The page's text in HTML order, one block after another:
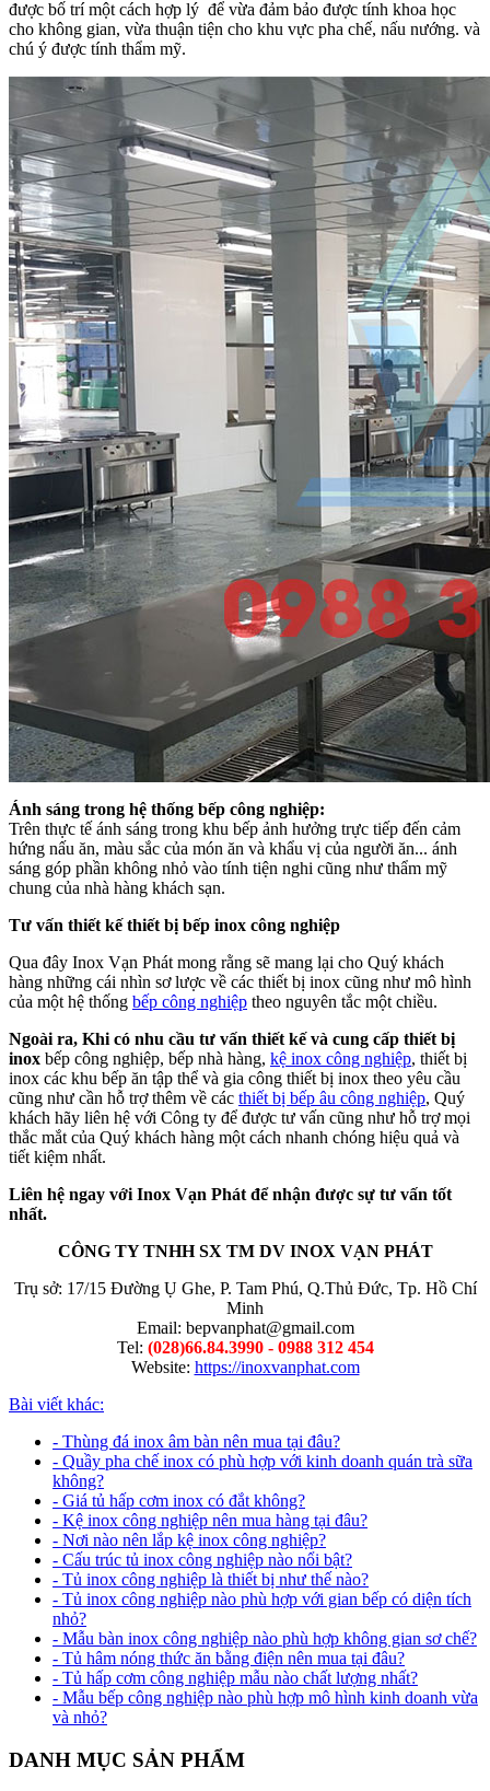
được bố trí một cách hợp lý để vừa đảm bảo được tính khoa học
cho không gian, vừa thuận tiện cho khu vực pha chế, nấu nướng. và
chú ý được tính thẩm mỹ.
Ánh sáng trong hệ thống bếp công nghiệp:
Trên thực tế ánh sáng trong khu bếp ảnh hưởng trực tiếp đến cảm
hứng nấu ăn, màu sắc của món ăn và khẩu vị của người ăn... ánh
sáng góp phần không nhỏ vào tính tiện nghi cũng như thẩm mỹ
chung của nhà hàng khách sạn.
Tư vấn thiết kế thiết bị bếp inox công nghiệp
Qua đây Inox Vạn Phát mong rằng sẽ mang lại cho Quý khách
hàng những cái nhìn sơ lược về các thiết bị inox cũng như mô hình
của một hệ thống bếp công nghiệp theo nguyên tắc một chiều.
Ngoài ra, Khi có nhu cầu tư vấn thiết kế và cung cấp thiết bị
inox bếp công nghiệp, bếp nhà hàng, kệ inox công nghiệp, thiết bị
inox các khu bếp ăn tập thể và gia công thiết bị inox theo yêu cầu
cũng như cần hỗ trợ thêm về các thiết bị bếp âu công nghiệp, Quý
khách hãy liên hệ với Công ty để được tư vấn cũng như hỗ trợ mọi
thắc mắt của Quý khách hàng một cách nhanh chóng hiệu quả và
tiết kiệm nhất.
Liên hệ ngay với Inox Vạn Phát để nhận được sự tư vấn tốt
nhất.
CÔNG TY TNHH SX TM DV INOX VẠN PHÁT
Trụ sở: 17/15 Đường Ụ Ghe, P. Tam Phú, Q.Thủ Đức, Tp. Hồ Chí
Minh
Email: bepvanphat@gmail.com
Tel: (028)66.84.3990 - 0988 312 454
Website: https://inoxvanphat.com
Bài viết khác:
- Thùng đá inox âm bàn nên mua tại đâu?
- Quầy pha chế inox có phù hợp với kinh doanh quán trà sữa
không?
- Giá tủ hấp cơm inox có đắt không?
- Kệ inox công nghiệp nên mua hàng tại đâu?
- Nơi nào nên lắp kệ inox công nghiệp?
- Cấu trúc tủ inox công nghiệp nào nổi bật?
- Tủ inox công nghiệp là thiết bị như thế nào?
- Tủ inox công nghiệp nào phù hợp với gian bếp có diện tích
nhỏ?
- Mẫu bàn inox công nghiệp nào phù hợp không gian sơ chế?
- Tủ hâm nóng thức ăn bằng điện nên mua tại đâu?
- Tủ hấp cơm công nghiệp mẫu nào chất lượng nhất?
- Mẫu bếp công nghiệp nào phù hợp mô hình kinh doanh vừa
và nhỏ?
DANH MỤC SẢN PHẨM